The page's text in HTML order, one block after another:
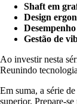
Shaft em
Design
Gestão de
Ao investir nesta
Reunindo
Em suma, a série
superior. Prepare-